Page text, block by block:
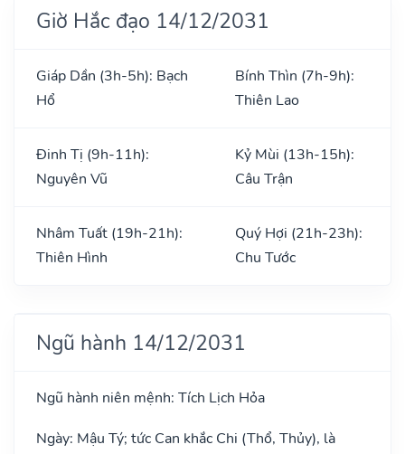
Giờ Hắc đạo 14/12/2031
Giáp Dần (3h-5h): Bạch
Hổ
Bính Thìn (7h-9h):
Thiên Lao
Đinh Tị (9h-11h):
Nguyên Vũ
Kỷ Mùi (13h-15h):
Câu Trận
Nhâm Tuất (19h-21h):
Thiên Hình
Quý Hợi (21h-23h):
Chu Tước
Ngũ hành 14/12/2031
Ngũ hành niên mệnh: Tích Lịch Hỏa
Ngày: Mậu Tý; tức Can khắc Chi (Thổ, Thủy), là